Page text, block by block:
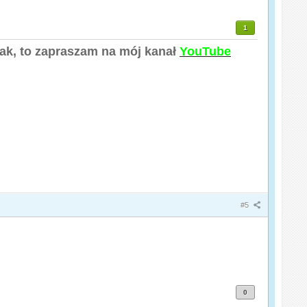
1
to zapraszam na mój kanał YouTube
#5
0